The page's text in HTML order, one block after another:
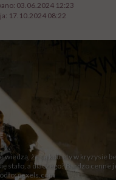
03.06.2024 12:23
17.10.2024 08:22
wiedzą, że są kobiety w kryzysie
stało, a dlaczego? Bardzo cenne
pexels.com